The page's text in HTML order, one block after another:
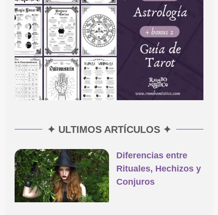
✦ ULTIMOS ARTÍCULOS ✦
Diferencias entre
Rituales, Hechizos y
Conjuros